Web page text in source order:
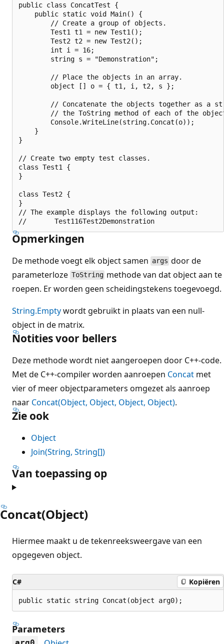
public class ConcatTest {
    public static void Main() {
        // Create a group of objects.
        Test1 t1 = new Test1();
        Test2 t2 = new Test2();
        int i = 16;
        string s = "Demonstration";
        // Place the objects in an array.
        object [] o = { t1, i, t2, s };
// Concatenate the objects together as a
// the ToString method of each of the
        Console.WriteLine(string.Concat(o));
    }
}
// Create two empty test classes.
class Test1 {
}
class Test2 {
}
// The example displays the following output:
Opmerkingen
De methode voegt elk object samen args door de
parameterloze ToString methode van dat object aan te
roepen. Er worden geen scheidingstekens toegevoegd.
String.Emptywordt gebruikt in plaats van een null-
object in de matrix.
Notities voor bellers
Deze methode wordt niet aangeroepen door C++-code.
Met de C++-compiler worden aanroepen Concat met
vier of meer objectparameters omgezet als aanroep
naar Concat(Object, Object, Object, Object).
Zie ook
Object
Join(String, String[])
Van toepassing op
Concat(Object)
Hiermee maakt u de tekenreeksweergave van een
opgegeven object.
C# Kopiëren
public static string Concat(object arg0);
Parameters